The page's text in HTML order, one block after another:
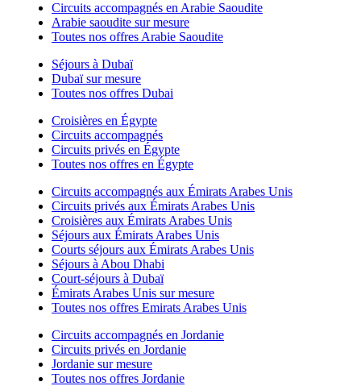
Circuits accompagnés en Arabie Saoudite
Arabie saoudite sur mesure
Toutes nos offres Arabie Saoudite
Séjours à Dubaï
Dubaï sur mesure
Toutes nos offres Dubai
Croisières en Égypte
Circuits accompagnés
Circuits privés en Égypte
Toutes nos offres en Égypte
Circuits accompagnés aux Émirats Arabes Unis
Circuits privés aux Émirats Arabes Unis
Croisières aux Émirats Arabes Unis
Séjours aux Émirats Arabes Unis
Courts séjours aux Émirats Arabes Unis
Séjours à Abou Dhabi
Court-séjours à Dubaï
Émirats Arabes Unis sur mesure
Toutes nos offres Emirats Arabes Unis
Circuits accompagnés en Jordanie
Circuits privés en Jordanie
Jordanie sur mesure
Toutes nos offres Jordanie